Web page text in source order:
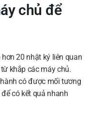
chủ để
20 nhật ký liên quan
khắp các máy chủ.
có được mối tương
có kết quả nhanh